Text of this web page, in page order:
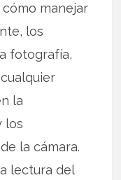
manejar
los
fotografía,
la
los
la cámara.
lectura del